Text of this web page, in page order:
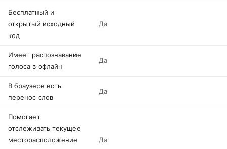
Бесплатный и
открытый исходный
код
Да
Имеет распознавание
голоса в офлайн
Да
В браузере есть
перенос слов
Да
Помогает
отслеживать текущее
месторасположение
Да